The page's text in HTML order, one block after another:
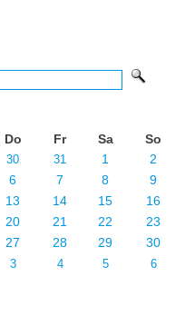
Do Fr Sa So
30 31 1 2
6 7 8 9
13 14 15 16
20 21 22 23
27 28 29 30
3 4 5 6